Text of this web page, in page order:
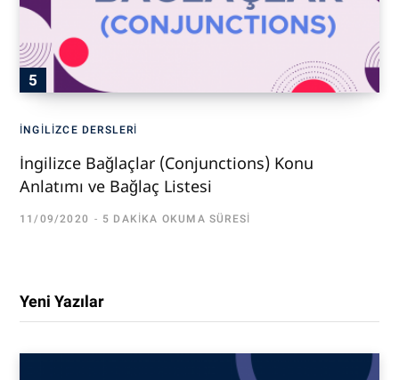
İNGILIZCE DERSLERI
İngilizce Bağlaçlar (Conjunctions) Konu
Anlatımı ve Bağlaç Listesi
11/09/2020 5 DAKIKA OKUMA SÜRESI
Yeni Yazılar